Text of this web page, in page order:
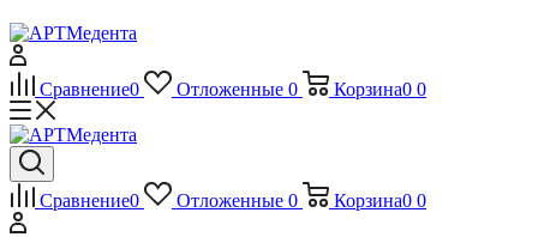
Сравнение0 Отложенные 0 Корзина0 0
Сравнение0 Отложенные 0 Корзина0 0